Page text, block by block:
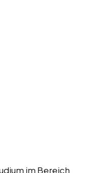
im Bereich